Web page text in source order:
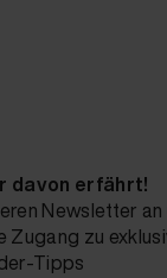
davon erfährt!
Newsletter
Zugang zu
Tipps